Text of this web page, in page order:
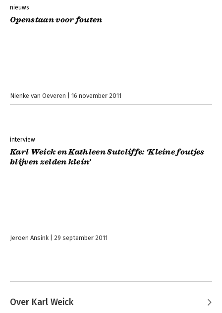
nieuws
Openstaan voor fouten
Nienke van Oeveren 16 november 2011
interview
Karl Weick en Kathleen Sutcliffe: ‘Kleine foutjes
blijven zelden klein’
Jeroen Ansink 29 september 2011
Over Karl Weick